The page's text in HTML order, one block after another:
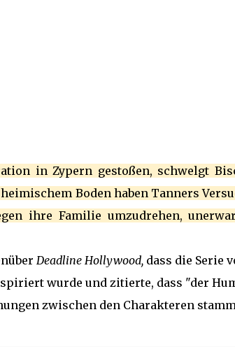
in Zypern gestoßen, schwelgt
Boden haben Tanners
ihre Familie umzudrehen,
Deadline Hollywood,dass die Serie
wurde und zitierte, dass "der
zwischen den Charakteren